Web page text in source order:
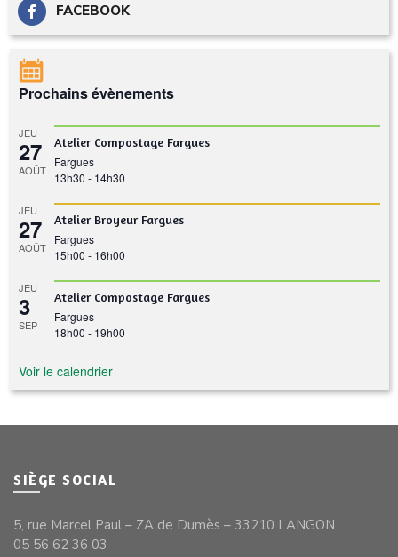
FACEBOOK
Prochains évènements
JEU
27
AOÛT
Atelier Compostage Fargues
Fargues
13h30 - 14h30
JEU
27
AOÛT
Atelier Broyeur Fargues
Fargues
15h00 - 16h00
JEU
3
SEP
Atelier Compostage Fargues
Fargues
18h00 - 19h00
Voir le calendrier
SIÈGE SOCIAL
5, rue Marcel Paul – ZA de Dumès – 33210 LANGON
05 56 62 36 03